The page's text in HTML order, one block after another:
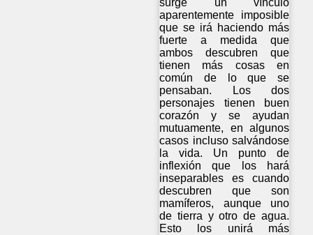
aparentemente imposible
que se irá haciendo más
fuerte a medida que
ambos descubren que
tienen más cosas en
común de lo que se
pensaban. Los dos
personajes tienen buen
corazón y se ayudan
mutuamente, en algunos
casos incluso salvándose
la vida. Un punto de
inflexión que los hará
inseparables es cuando
descubren que son
mamíferos, aunque uno
de tierra y otro de agua.
Esto los unirá más